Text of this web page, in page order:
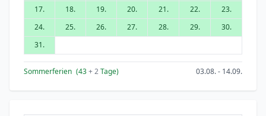
17.
18. 19. 20. 21. 22.
23.
24.
25. 26. 27. 28. 29.
30.
31.
Sommerferien (43+ 2Tage) 03.08. - 14.09.